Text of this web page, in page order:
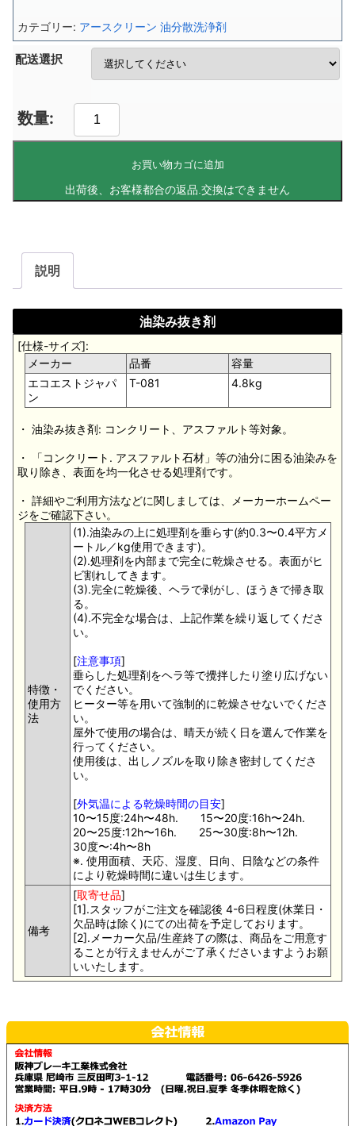
配送選択
お買い物カゴに追加
カテゴリー: アースクリーン 油分散洗浄剤
説明
油染み抜き剤
[仕様-サイズ]:
メーカー
品番
容量
エコエストジャパ
ン
T-081 4.8kg
・ 油染み抜き剤: コンクリート、アスファルト等対象。
・ 「コンクリート. アスファルト石材」等の油分に困る油染みを
取り除き、表面を均一化させる処理剤です。
・ 詳細やご利用方法などに関しましては、メーカーホームペー
ジをご確認下さい。
特徴・
使用方
法
(1).油染みの上に処理剤を垂らす(約0.3〜0.4平方メ
ートル／kg使用できます)。
(2).処理剤を内部まで完全に乾燥させる。表面がヒ
ビ割れしてきます。
(3).完全に乾燥後、ヘラで剥がし、ほうきで掃き取
る。
(4).不完全な場合は、上記作業を繰り返してくださ
い。
[注意事項]
垂らした処理剤をヘラ等で攪拌したり塗り広げない
でください。
ヒーター等を用いて強制的に乾燥させないでくださ
い。
屋外で使用の場合は、晴天が続く日を選んで作業を
行ってください。
使用後は、出しノズルを取り除き密封してくださ
い。
[外気温による乾燥時間の目安]
10〜15度:24h〜48h. 15〜20度:16h〜24h.
20〜25度:12h〜16h. 25〜30度:8h〜12h.
30度〜:4h〜8h
※. 使用面積、天応、湿度、日向、日陰などの条件
により乾燥時間に違いは生じます。
備考
[取寄せ品]
[1].スタッフがご注文を確認後 4-6日程度(休業日・
欠品時は除く)にての出荷を予定しております。
[2].メーカー欠品/生産終了の際は、商品をご用意す
ることが行えませんがご了承くださいますようお願
いいたします。